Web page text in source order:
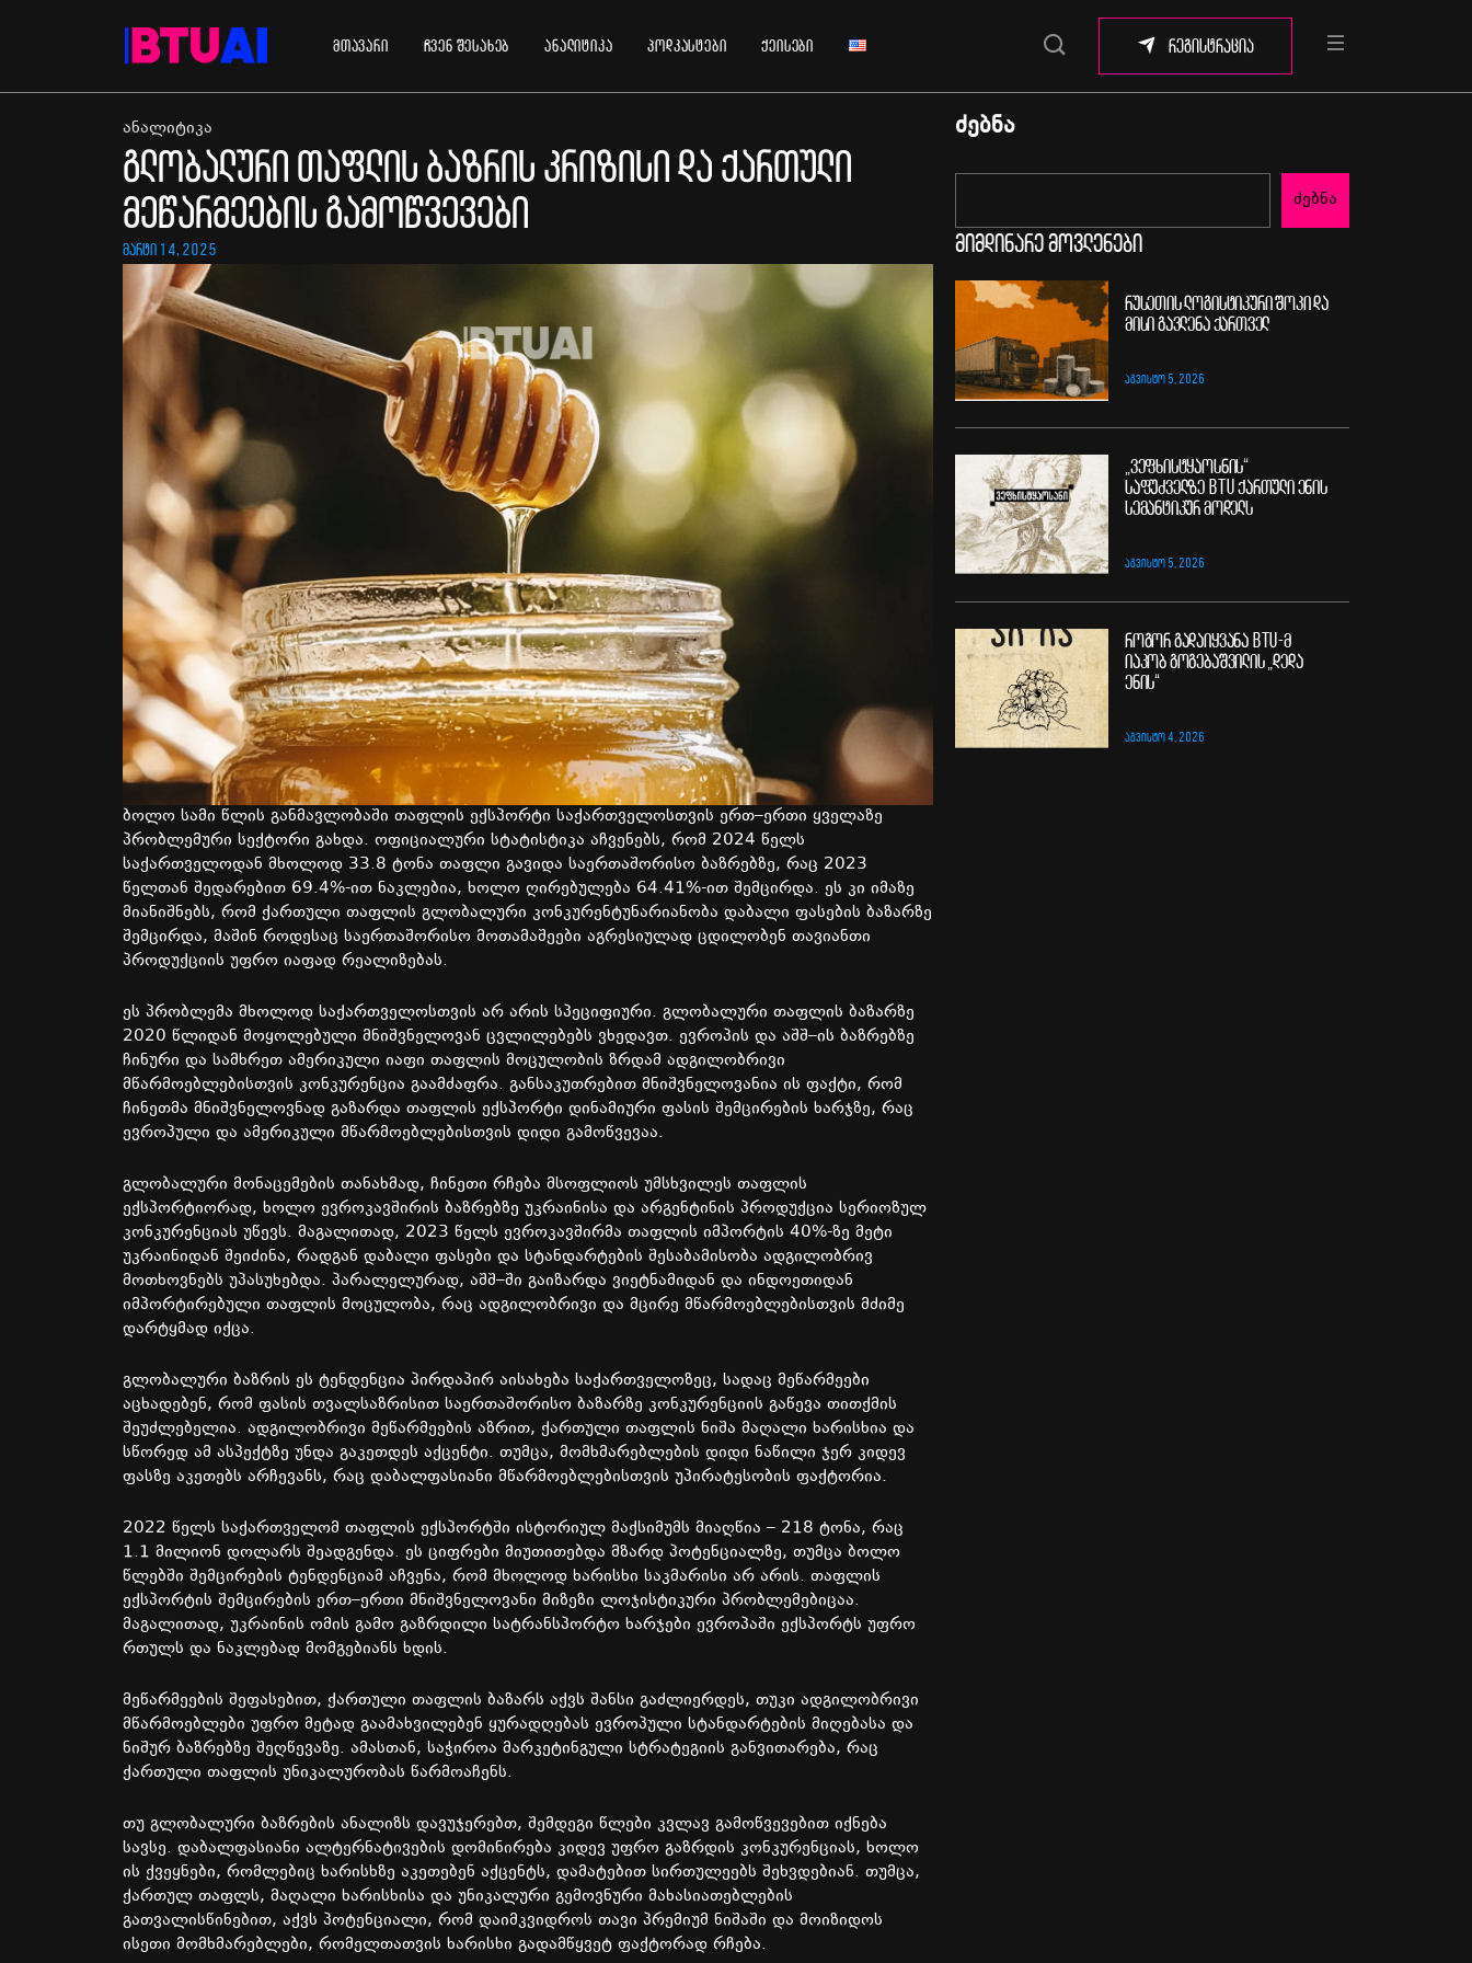
მთავარი ჩვენ შესახებ ანალიტიკა პოდკასტები ქეისები რეგისტრაცია
ანალიტიკა
გლობალური თაფლის ბაზრის კრიზისი და ქართული
მეწარმეების გამოწვევები
მარტი 14, 2025
ბოლო სამი წლის განმავლობაში თაფლის ექსპორტი საქართველოსთვის ერთ–ერთი ყველაზე
პრობლემური სექტორი გახდა. ოფიციალური სტატისტიკა აჩვენებს, რომ 2024 წელს
საქართველოდან მხოლოდ 33.8 ტონა თაფლი გავიდა საერთაშორისო ბაზრებზე, რაც 2023
წელთან შედარებით 69.4%-ით ნაკლებია, ხოლო ღირებულება 64.41%-ით შემცირდა. ეს კი იმაზე
მიანიშნებს, რომ ქართული თაფლის გლობალური კონკურენტუნარიანობა დაბალი ფასების ბაზარზე
შემცირდა, მაშინ როდესაც საერთაშორისო მოთამაშეები აგრესიულად ცდილობენ თავიანთი
პროდუქციის უფრო იაფად რეალიზებას.
ეს პრობლემა მხოლოდ საქართველოსთვის არ არის სპეციფიური. გლობალური თაფლის ბაზარზე
2020 წლიდან მოყოლებული მნიშვნელოვან ცვლილებებს ვხედავთ. ევროპის და აშშ–ის ბაზრებზე
ჩინური და სამხრეთ ამერიკული იაფი თაფლის მოცულობის ზრდამ ადგილობრივი
მწარმოებლებისთვის კონკურენცია გაამძაფრა. განსაკუთრებით მნიშვნელოვანია ის ფაქტი, რომ
ჩინეთმა მნიშვნელოვნად გაზარდა თაფლის ექსპორტი დინამიური ფასის შემცირების ხარჯზე, რაც
ევროპული და ამერიკული მწარმოებლებისთვის დიდი გამოწვევაა.
გლობალური მონაცემების თანახმად, ჩინეთი რჩება მსოფლიოს უმსხვილეს თაფლის
ექსპორტიორად, ხოლო ევროკავშირის ბაზრებზე უკრაინისა და არგენტინის პროდუქცია სერიოზულ
კონკურენციას უწევს. მაგალითად, 2023 წელს ევროკავშირმა თაფლის იმპორტის 40%-ზე მეტი
უკრაინიდან შეიძინა, რადგან დაბალი ფასები და სტანდარტების შესაბამისობა ადგილობრივ
მოთხოვნებს უპასუხებდა. პარალელურად, აშშ–ში გაიზარდა ვიეტნამიდან და ინდოეთიდან
იმპორტირებული თაფლის მოცულობა, რაც ადგილობრივი და მცირე მწარმოებლებისთვის მძიმე
დარტყმად იქცა.
გლობალური ბაზრის ეს ტენდენცია პირდაპირ აისახება საქართველოზეც, სადაც მეწარმეები
აცხადებენ, რომ ფასის თვალსაზრისით საერთაშორისო ბაზარზე კონკურენციის გაწევა თითქმის
შეუძლებელია. ადგილობრივი მეწარმეების აზრით, ქართული თაფლის ნიშა მაღალი ხარისხია და
სწორედ ამ ასპექტზე უნდა გაკეთდეს აქცენტი. თუმცა, მომხმარებლების დიდი ნაწილი ჯერ კიდევ
ფასზე აკეთებს არჩევანს, რაც დაბალფასიანი მწარმოებლებისთვის უპირატესობის ფაქტორია.
2022 წელს საქართველომ თაფლის ექსპორტში ისტორიულ მაქსიმუმს მიაღწია – 218 ტონა, რაც
1.1 მილიონ დოლარს შეადგენდა. ეს ციფრები მიუთითებდა მზარდ პოტენციალზე, თუმცა ბოლო
წლებში შემცირების ტენდენციამ აჩვენა, რომ მხოლოდ ხარისხი საკმარისი არ არის. თაფლის
ექსპორტის შემცირების ერთ–ერთი მნიშვნელოვანი მიზეზი ლოჯისტიკური პრობლემებიცაა.
მაგალითად, უკრაინის ომის გამო გაზრდილი სატრანსპორტო ხარჯები ევროპაში ექსპორტს უფრო
რთულს და ნაკლებად მომგებიანს ხდის.
მეწარმეების შეფასებით, ქართული თაფლის ბაზარს აქვს შანსი გაძლიერდეს, თუკი ადგილობრივი
მწარმოებლები უფრო მეტად გაამახვილებენ ყურადღებას ევროპული სტანდარტების მიღებასა და
ნიშურ ბაზრებზე შეღწევაზე. ამასთან, საჭიროა მარკეტინგული სტრატეგიის განვითარება, რაც
ქართული თაფლის უნიკალურობას წარმოაჩენს.
თუ გლობალური ბაზრების ანალიზს დავუჯერებთ, შემდეგი წლები კვლავ გამოწვევებით იქნება
სავსე. დაბალფასიანი ალტერნატივების დომინირება კიდევ უფრო გაზრდის კონკურენციას, ხოლო
ის ქვეყნები, რომლებიც ხარისხზე აკეთებენ აქცენტს, დამატებით სირთულეებს შეხვდებიან. თუმცა,
ქართულ თაფლს, მაღალი ხარისხისა და უნიკალური გემოვნური მახასიათებლების
გათვალისწინებით, აქვს პოტენციალი, რომ დაიმკვიდროს თავი პრემიუმ ნიშაში და მოიზიდოს
ისეთი მომხმარებლები, რომელთათვის ხარისხი გადამწყვეტ ფაქტორად რჩება.
ძებნა
ძებნა
მიმდინარე მოვლენები
რუსეთის ლოგისტიკური შოკი და
მისი გავლენა ქართველ
ᲐᲒᲕᲘᲡᲢᲝ 5, 2026
„ვეფხისტყაოსნის“
საფუძველზე BTU ქართული ენის
სემანტიკურ მოდელს
ᲐᲒᲕᲘᲡᲢᲝ 5, 2026
როგორ გადაიყვანა BTU-მ
იაკობ გოგებაშვილის „დედა
ენის“
ᲐᲒᲕᲘᲡᲢᲝ 4, 2026